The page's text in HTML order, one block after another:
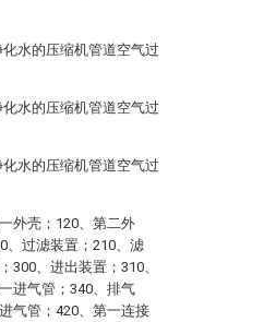
水的压缩机管道空气过
水的压缩机管道空气过
水的压缩机管道空气过
外壳；120、第二外
、过滤装置；210、滤
300、进出装置；310、
进气管；340、排气
气管；420、第一连接